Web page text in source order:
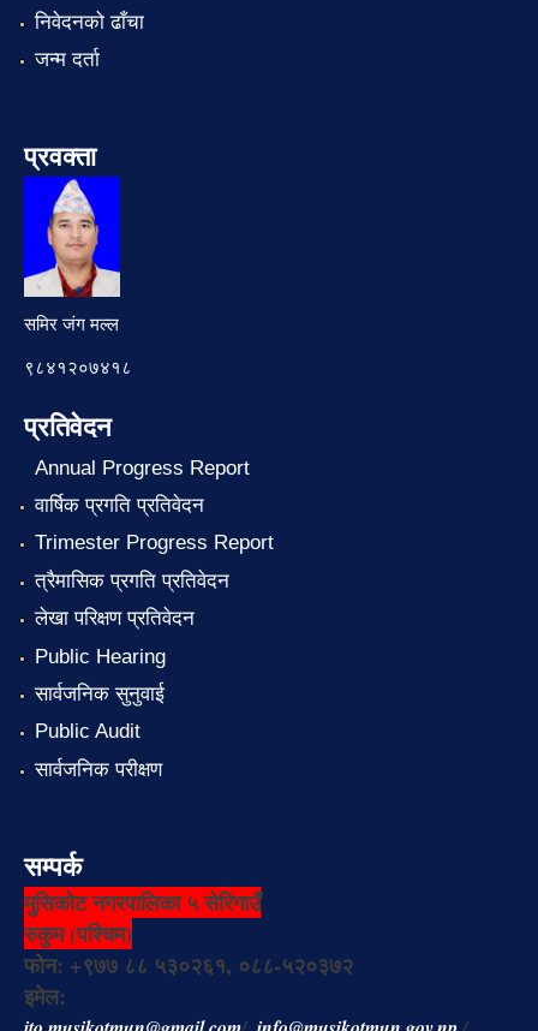
निवेदनको ढाँचा
जन्म दर्ता
प्रवक्ता
समिर जंग मल्ल
९८४१२०७४१८
प्रतिवेदन
Annual Progress Report
वार्षिक प्रगति प्रतिवेदन
Trimester Progress Report
त्रैमासिक प्रगति प्रतिवेदन
लेखा परिक्षण प्रतिवेदन
Public Hearing
सार्वजनिक सुनुवाई
Public Audit
सार्वजनिक परीक्षण
सम्पर्क
मुसिकोट नगरपालिका ५ सेरिगाउँ
रुकुम (पश्चिम)
फोन: +९७७ ८८ ५३०२६१, ०८८-५२०३७२
इमेल: